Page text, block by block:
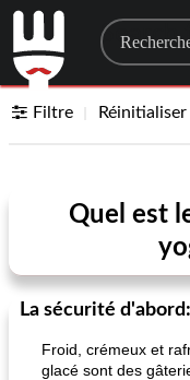
Search
Filtre Réinitialiser
Quel est
La sécurité
Froid, crémeux et
glacé sont des